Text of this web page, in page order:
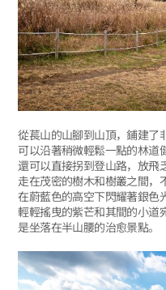
從萇山的山腳到山頂，鋪建了
可以沿著稍微輕鬆一點的林道
還可以直接拐到登山路，放飛
走在茂密的樹木和樹叢之間，
在蔚藍色的高空下閃耀著銀色
輕輕搖曳的紫芒和其間的小道
是坐落在半山腰的治愈景點。